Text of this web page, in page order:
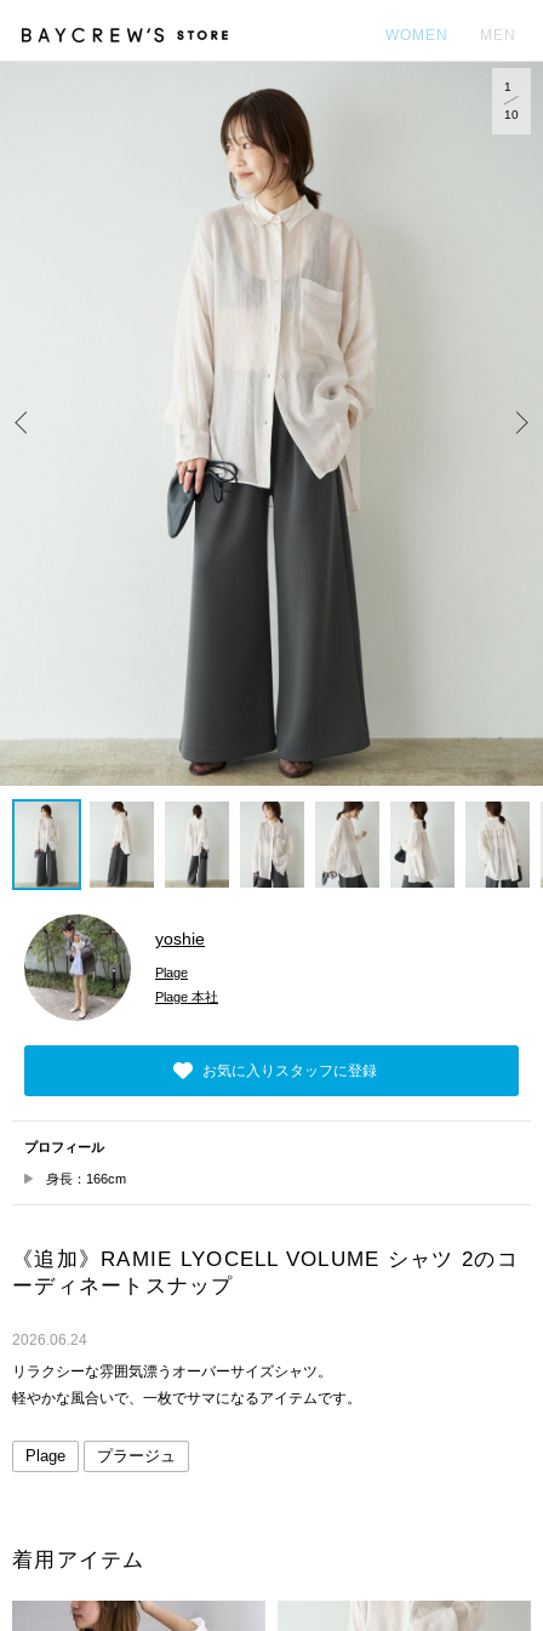
WOMEN MEN
1
10
yoshie
Plage
Plage 本社
お気に入りスタッフに登録
プロフィール
身長：166cm
《追加》RAMIE LYOCELL VOLUME シャツ 2のコ
ーディネートスナップ
2026.06.24
リラクシーな雰囲気漂うオーバーサイズシャツ。
軽やかな風合いで、一枚でサマになるアイテムです。
Plage プラージュ
着用アイテム